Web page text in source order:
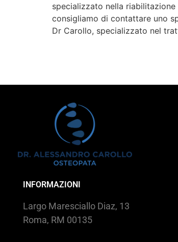
specializzato nella
consigliamo di contattare uno
Dr Carollo, specializzato nel
INFORMAZIONI
Largo Maresciallo Diaz, 13
Roma, RM 00135